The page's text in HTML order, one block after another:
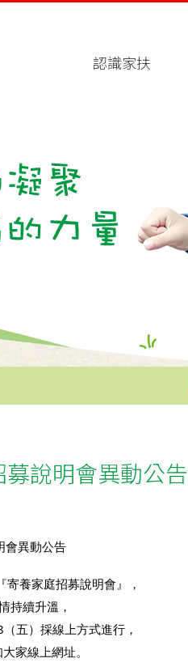
認識家扶
說明會異動公告
會異動公告
寄養家庭招募說明會』，
持續升溫，
五）採線上方式進行，
家線上網址。